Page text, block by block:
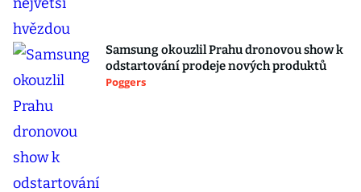
Samsung okouzlil Prahu dronovou show k
odstartování prodeje nových produktů
Poggers